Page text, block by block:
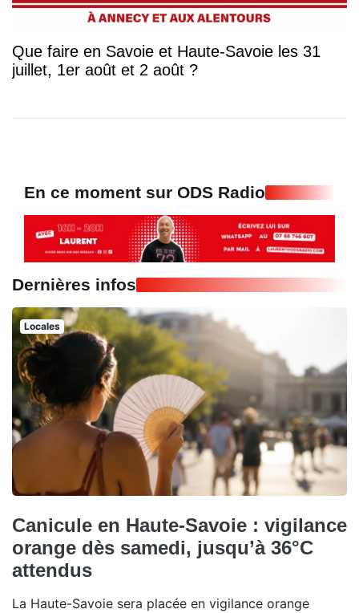
Que faire en Savoie et Haute-Savoie les 31
juillet, 1er août et 2 août ?
En ce moment sur ODS Radio
Dernières infos
Locales
Canicule en Haute-Savoie : vigilance
orange dès samedi, jusqu’à 36°C
attendus
La Haute-Savoie sera placée en vigilance orange